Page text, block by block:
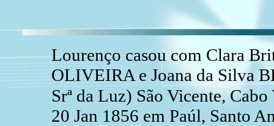
Lourenço casou com Clara
OLIVEIRA e Joana da Silva
Srª da Luz) São Vicente, Cabo
20 Jan 1856 em Paúl, Santo